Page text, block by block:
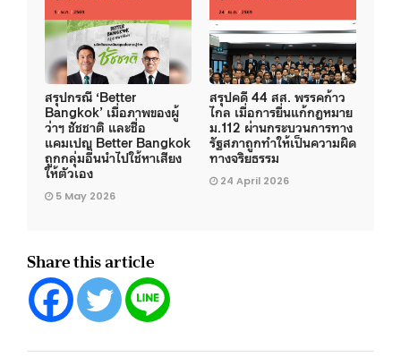
สรุปกรณี ‘Better
Bangkok’ เมื่อภาพของผู้
ว่าฯ ชัชชาติ และชื่อ
แคมเปญ Better Bangkok
ถูกกลุ่มอื่นนำไปใช้หาเสียง
ให้ตัวเอง
5 May 2026
สรุปคดี 44 สส. พรรคก้าว
ไกล เมื่อการยื่นแก้กฎหมาย
ม.112 ผ่านกระบวนการทาง
รัฐสภาถูกทำให้เป็นความผิด
ทางจริยธรรม
24 April 2026
Share this article